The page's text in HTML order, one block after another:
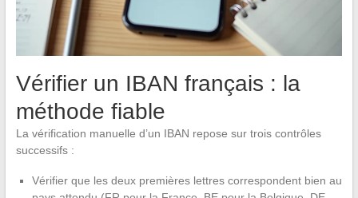
Vérifier un IBAN français : la
méthode fiable
La vérification manuelle d’un IBAN repose sur trois contrôles
successifs :
Vérifier que les deux premières lettres correspondent bien au